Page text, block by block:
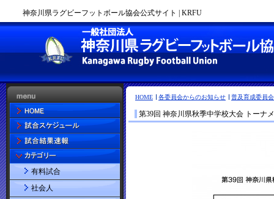
神奈川県ラグビーフットボール協会公式サイト | KRFU
HOME 各委員会からのお知らせ 普及育成委員会
第39回 神奈川県秋季中学校大会 トーナ
有料試合
社会人